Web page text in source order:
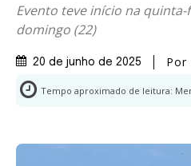
Evento teve início na quinta-
domingo (22)
20 de junho de 2025 Por
Tempo aproximado de leitura: